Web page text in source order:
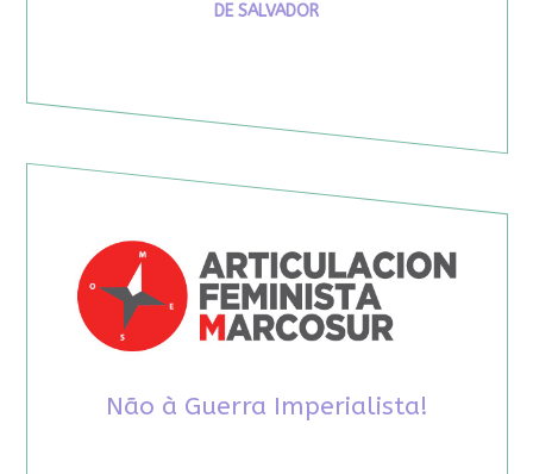
DE SALVADOR
Não à Guerra Imperialista!